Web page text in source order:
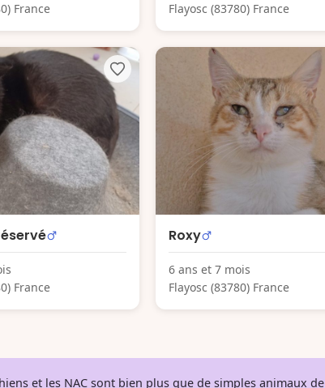
France
Flayosc (83780) France
France
Roxy
6 ans et 7 mois
Flayosc (83780) France
et les NAC sont bien plus que de simples animaux